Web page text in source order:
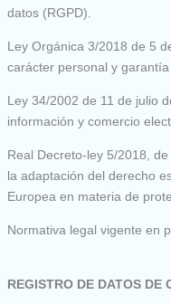
datos (RGPD).
Ley Orgánica 3/2018 de 5
carácter personal y
Ley 34/2002 de 11 de julio
información y comercio
Real Decreto-ley 5/2018,
la adaptación del derecho
Europea en materia de
Normativa legal vigente en
REGISTRO DE DATOS DE